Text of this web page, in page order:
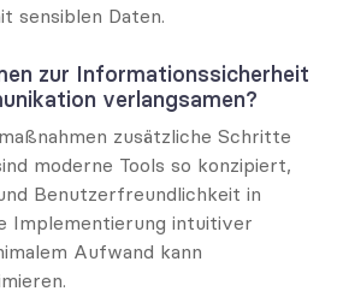
sensiblen Daten.
zur Informationssicherheit
verlangsamen?
zusätzliche Schritte
moderne Tools so konzipiert,
Benutzerfreundlichkeit in
Implementierung intuitiver
Aufwand kann